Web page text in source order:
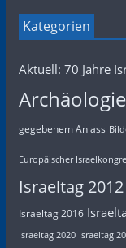
Kategorien
Aktuell: 70 Jahre
Archäologie
gegebenem Anlass
Europäischer
Israeltag 2012
Israeltag 2016
Israeltag 2020 Israeltag